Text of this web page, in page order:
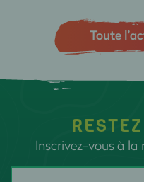
Toute
Inscrivez-vous à la